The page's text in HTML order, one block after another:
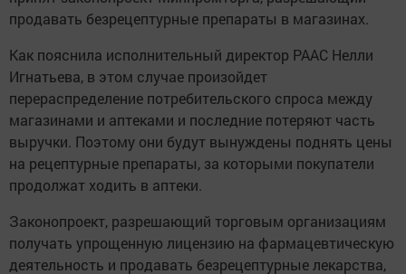
продавать безрецептурные препараты в магазинах.
Как пояснила исполнительный директор РААС Нелли
Игнатьева, в этом случае произойдет
перераспределение потребительского спроса между
магазинами и аптеками и последние потеряют часть
выручки. Поэтому они будут вынуждены поднять цены
на рецептурные препараты, за которыми покупатели
продолжат ходить в аптеки.
Законопроект, разрешающий торговым организациям
получать упрощенную лицензию на фармацевтическую
деятельность и продавать безрецептурные лекарства,